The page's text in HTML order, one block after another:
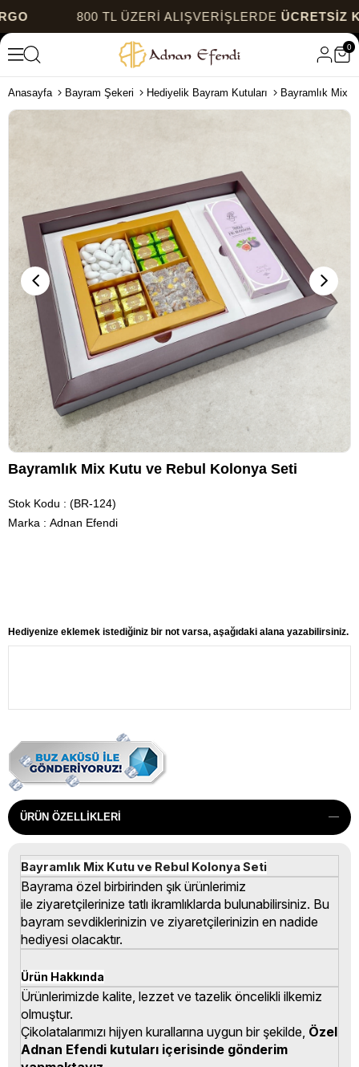
800 TL ÜZERİ ALIŞVERİŞLERDEÜCRETSİZ KARGO
0
Anasayfa Bayram Şekeri Hediyelik Bayram Kutuları Bayramlık Mix
Bayramlık Mix Kutu ve Rebul Kolonya Seti
Stok Kodu
(BR-124)
Marka : Adnan Efendi
Hediyenize eklemek istediğiniz bir not varsa, aşağıdaki alana yazabilirsiniz.
ÜRÜN ÖZELLIKLERI
Bayramlık Mix Kutu ve Rebul Kolonya Seti
Bayrama özel birbirinden şık ürünlerimiz
ile ziyaretçilerinize tatlı ikramlıklarda bulunabilirsiniz. Bu
bayram sevdiklerinizin ve ziyaretçilerinizin en nadide
hediyesi olacaktır.
Ürün Hakkında
Ürünlerimizde kalite, lezzet ve tazelik öncelikli ilkemiz
olmuştur.
Çikolatalarımızı hijyen kurallarına uygun bir şekilde, Özel
Adnan Efendi kutuları içerisinde gönderim